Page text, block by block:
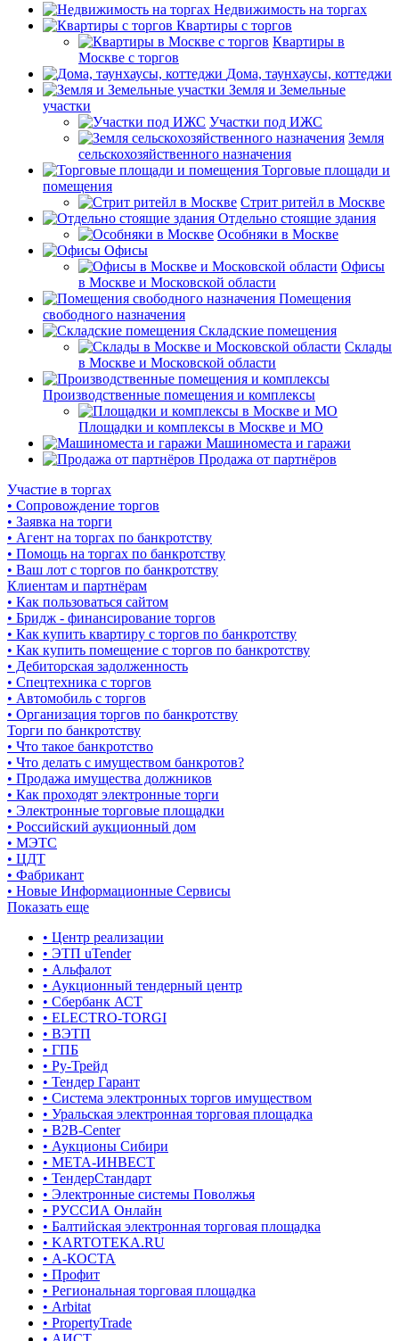
Недвижимость на торгах
Квартиры с торгов
Квартиры в
Москве с торгов
Дома, таунхаусы, коттеджи
Земля и Земельные
участки
Участки под ИЖС
Земля
сельскохозяйственного назначения
Торговые площади и
помещения
Стрит ритейл в Москве
Отдельно стоящие здания
Особняки в Москве
Офисы
Офисы
в Москве и Московской области
Помещения
свободного назначения
Складские помещения
Склады
в Москве и Московской области
Производственные помещения и комплексы
Площадки и комплексы в Москве и МО
Машиноместа и гаражи
Продажа от партнёров
Участие в торгах
• Сопровождение торгов
• Заявка на торги
• Агент на торгах по банкротству
• Помощь на торгах по банкротству
• Ваш лот с торгов по банкротству
Клиентам и партнёрам
• Как пользоваться сайтом
• Бридж - финансирование торгов
• Как купить квартиру с торгов по банкротству
• Как купить помещение с торгов по банкротству
• Дебиторская задолженность
• Спецтехника с торгов
• Автомобиль с торгов
• Организация торгов по банкротству
Торги по банкротству
• Что такое банкротство
• Что делать с имуществом банкротов?
• Продажа имущества должников
• Как проходят электронные торги
• Электронные торговые площадки
• Российский аукционный дом
• МЭТС
• ЦДТ
• Фабрикант
• Новые Информационные Сервисы
Показать еще
• Центр реализации
• ЭТП uTender
• Альфалот
• Аукционный тендерный центр
• Сбербанк АСТ
• ELECTRO-TORGI
• ВЭТП
• ГПБ
• Ру-Трейд
• Тендер Гарант
• Система электронных торгов имуществом
• Уральская электронная торговая площадка
• B2B-Center
• Аукционы Сибири
• МЕТА-ИНВЕСТ
• ТендерСтандарт
• Электронные системы Поволжья
• РУССИА Онлайн
• Балтийская электронная торговая площадка
• KARTOTEKA.RU
• А-КОСТА
• Профит
• Региональная торговая площадка
• Arbitat
• PropertyTrade